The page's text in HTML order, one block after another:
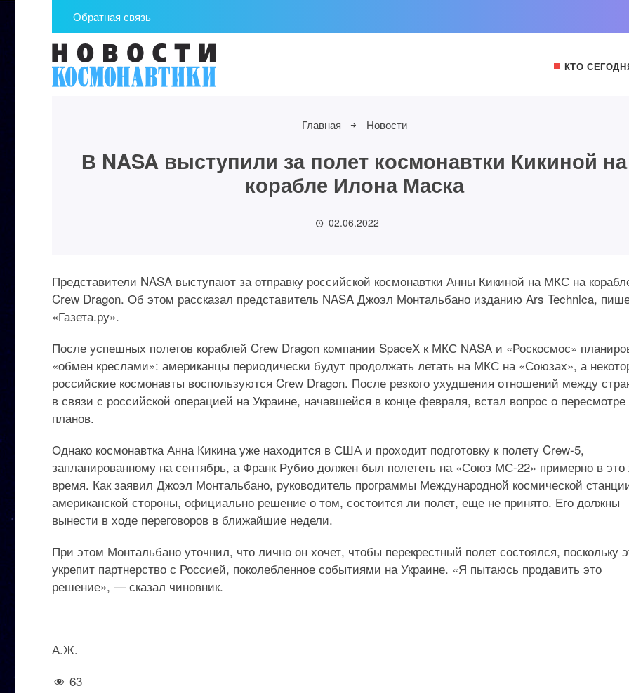
Обратная связь
КТО
Главная Новости
В NASA выступили за полет космонавтки Кикиной на
корабле Илона Маска
02.06.2022
Представители NASA выступают за отправку российской космонавтки Анны Кикиной на МКС на
Crew Dragon. Об этом рассказал представитель NASA Джоэл Монтальбано изданию Ars Technica,
«Газета.ру».
После успешных полетов кораблей Crew Dragon компании SpaceX к МКС NASA и «Роскосмос»
«обмен креслами»: американцы периодически будут продолжать летать на МКС на «Союзах», а
российские космонавты воспользуются Crew Dragon. После резкого ухудшения отношений между
в связи с российской операцией на Украине, начавшейся в конце февраля, встал вопрос о пересмотре
планов.
Однако космонавтка Анна Кикина уже находится в США и проходит подготовку к полету Crew-5,
запланированному на сентябрь, а Франк Рубио должен был полететь на «Союз МС-22» примерно в это
время. Как заявил Джоэл Монтальбано, руководитель программы Международной космической
американской стороны, официально решение о том, состоится ли полет, еще не принято. Его должны
вынести в ходе переговоров в ближайшие недели.
При этом Монтальбано уточнил, что лично он хочет, чтобы перекрестный полет состоялся, поскольку
укрепит партнерство с Россией, поколебленное событиями на Украине. «Я пытаюсь продавить это
решение», — сказал чиновник.
А.Ж.
63